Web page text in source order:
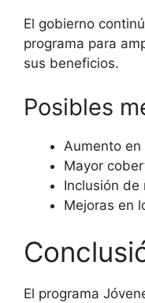
El gobierno
programa para
sus beneficios.
Posibles
Aumento
Mayor
Inclusión de
Mejoras en
El programa